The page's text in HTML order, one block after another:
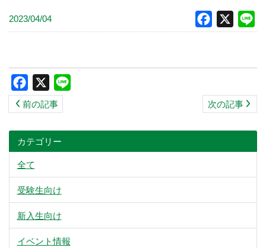
2023/04/04 Facebook
Facebook
前の記事 次の記事
カテゴリー
全て
受験生向け
新入生向け
イベント情報